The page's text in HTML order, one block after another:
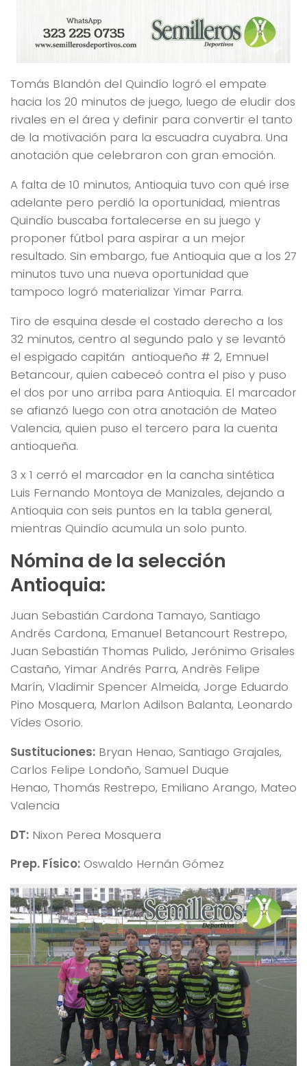
Tomás Blandón del Quindío logró el empate
hacia los 20 minutos de juego, luego de eludir dos
rivales en el área y definir para convertir el tanto
de la motivación para la escuadra cuyabra. Una
anotación que celebraron con gran emoción.
A falta de 10 minutos, Antioquia tuvo con qué irse
adelante pero perdió la oportunidad, mientras
Quindío buscaba fortalecerse en su juego y
proponer fútbol para aspirar a un mejor
resultado. Sin embargo, fue Antioquia que a los 27
minutos tuvo una nueva oportunidad que
tampoco logró materializar Yimar Parra.
Tiro de esquina desde el costado derecho a los
32 minutos, centro al segundo palo y se levantó
el espigado capitán antioqueño # 2, Emnuel
Betancour, quien cabeceó contra el piso y puso
el dos por uno arriba para Antioquia. El marcador
se afianzó luego con otra anotación de Mateo
Valencia, quien puso el tercero para la cuenta
antioqueña.
3 x 1 cerró el marcador en la cancha sintética
Luis Fernando Montoya de Manizales, dejando a
Antioquia con seis puntos en la tabla general,
mientras Quindío acumula un solo punto.
Nómina de la selección
Antioquia:
Juan Sebastián Cardona Tamayo, Santiago
Andrés Cardona, Emanuel Betancourt Restrepo,
Juan Sebastián Thomas Pulido, Jerónimo Grisales
Castaño, Yimar Andrés Parra, Andrès Felipe
Marín, Vladimir Spencer Almeida, Jorge Eduardo
Pino Mosquera, Marlon Adilson Balanta, Leonardo
Vídes Osorio.
Sustituciones: Bryan Henao, Santiago Grajales,
Carlos Felipe Londoño, Samuel Duque
Henao, Thomás Restrepo, Emiliano Arango, Mateo
Valencia
DT: Nixon Perea Mosquera
Prep. Físico: Oswaldo Hernán Gómez